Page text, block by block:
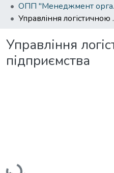
ОПП
Управління
підприємства
Вантажиться...